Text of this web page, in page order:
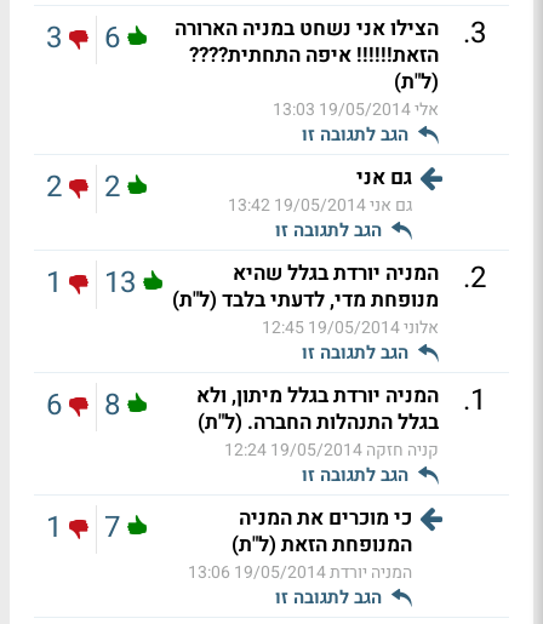
3
.
הצילו אני נשחט במניה הארורה
הזאת!!!!!! איפה התחתית????
(ל"ת)
אלי19/05/2014 13:03
הגב לתגובה זו
6
3
גם אני
גם אני19/05/2014 13:42
הגב לתגובה זו
2
2
2
.
המניה יורדת בגלל שהיא
מנופחת מדי, לדעתי בלבד (ל"ת)
אלוני19/05/2014 12:45
הגב לתגובה זו
13
1
1
.
המניה יורדת בגלל מיתון, ולא
בגלל התנהלות החברה. (ל"ת)
קניה חזקה19/05/2014 12:24
הגב לתגובה זו
8
6
כי מוכרים את המניה
המנופחת הזאת (ל"ת)
המניה יורדת19/05/2014 13:06
הגב לתגובה זו
7
1